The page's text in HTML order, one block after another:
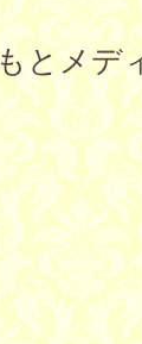
とメデ